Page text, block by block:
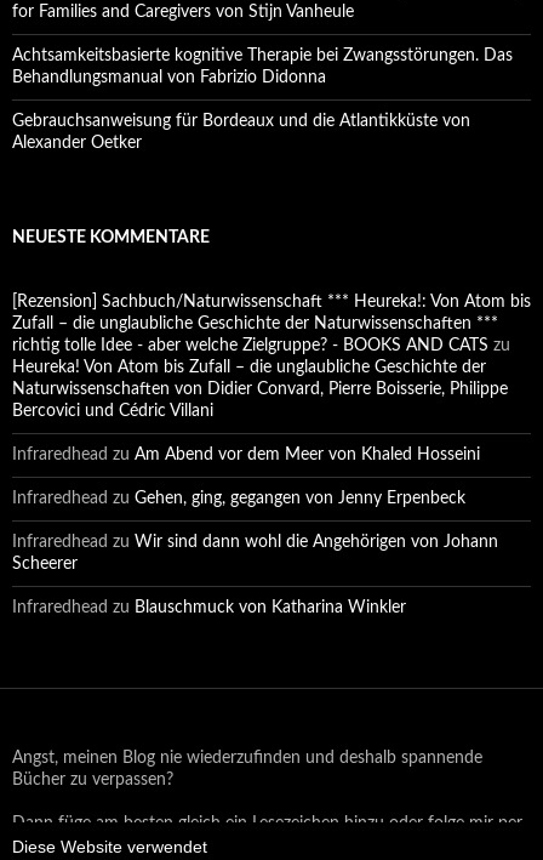
Diese Website verwendet
for Families and Caregivers von Stijn Vanheule
Achtsamkeitsbasierte kognitive Therapie bei Zwangsstörungen. Das
Behandlungsmanual von Fabrizio Didonna
Gebrauchsanweisung für Bordeaux und die Atlantikküste von
Alexander Oetker
NEUESTE KOMMENTARE
[Rezension] Sachbuch/Naturwissenschaft *** Heureka!: Von Atom bis
Zufall – die unglaubliche Geschichte der Naturwissenschaften ***
richtig tolle Idee - aber welche Zielgruppe? - BOOKS AND CATS zu
Heureka! Von Atom bis Zufall – die unglaubliche Geschichte der
Naturwissenschaften von Didier Convard, Pierre Boisserie, Philippe
Bercovici und Cédric Villani
Infraredhead zu Am Abend vor dem Meer von Khaled Hosseini
Infraredhead zu Gehen, ging, gegangen von Jenny Erpenbeck
Infraredhead zu Wir sind dann wohl die Angehörigen von Johann
Scheerer
Infraredhead zu Blauschmuck von Katharina Winkler
Angst, meinen Blog nie wiederzufinden und deshalb spannende
Bücher zu verpassen?
Dann füge am besten gleich ein Lesezeichen hinzu oder folge mir per
Email oder auf Facebook!